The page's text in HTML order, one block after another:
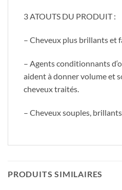
3 ATOUTS DU PRODUIT :
– Cheveux plus brillants et
– Agents conditionnants
aident à donner volume et
cheveux traités.
– Cheveux souples,
PRODUITS SIMILAIRES